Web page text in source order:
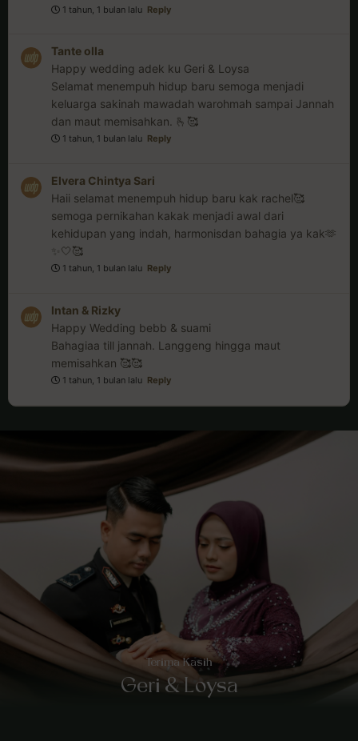
1 tahun, 1 bulan lalu Reply
Tante olla
Happy wedding adek ku Geri & Loysa
Selamat menempuh hidup baru semoga menjadi
keluarga sakinah mawadah warohmah sampai Jannah
dan maut memisahkan. 🫰🥰
1 tahun, 1 bulan lalu Reply
Elvera Chintya Sari
Haii selamat menempuh hidup baru kak rachel🥰
semoga pernikahan kakak menjadi awal dari
kehidupan yang indah, harmonisdan bahagia ya kak🫶
✨🤍🥰
1 tahun, 1 bulan lalu Reply
Intan & Rizky
Happy Wedding bebb & suami
Bahagiaa till jannah. Langgeng hingga maut
memisahkan 🥰🥰
1 tahun, 1 bulan lalu Reply
Terima Kasih
Geri & Loysa